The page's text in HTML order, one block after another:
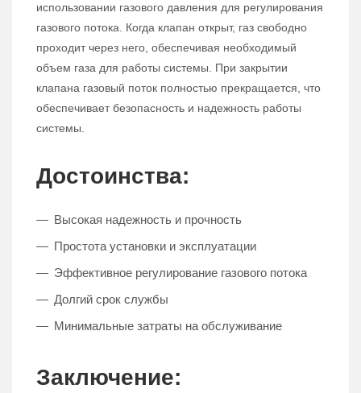
использовании газового давления для регулирования
газового потока. Когда клапан открыт, газ свободно
проходит через него, обеспечивая необходимый
объем газа для работы системы. При закрытии
клапана газовый поток полностью прекращается, что
обеспечивает безопасность и надежность работы
системы.
Достоинства:
Высокая надежность и прочность
Простота установки и эксплуатации
Эффективное регулирование газового потока
Долгий срок службы
Минимальные затраты на обслуживание
Заключение: